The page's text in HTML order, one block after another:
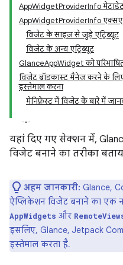
AppWidgetProviderInfo
AppWidgetProviderInfo
विजेट के साइज़ से जुड़े एट्रिब्यूट
विजेट के अन्य एट्रिब्यूट
GlanceAppWidget को
विजेट ब्रॉडकास्ट मैनेज करने के
इस्तेमाल करना
मेनिफ़ेस्ट में विजेट के बारे में
यहां दिए गए सेक्शन में,
विजेट बनाने का तरीका
अहम जानकारी: Glance,
ऐप्लिकेशन विजेट बनाने का एक
AppWidgets और
इसलिए, Glance, Jetpack
इस्तेमाल करता है.